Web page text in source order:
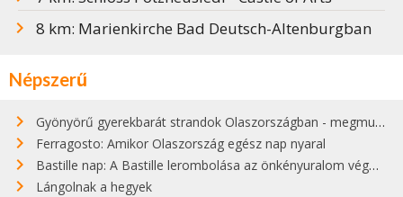
8 km: Marienkirche Bad Deutsch-Altenburgban
Népszerű
Gyönyörű gyerekbarát strandok Olaszországban - megmutatjuk a 15 legjobbat
Ferragosto: Amikor Olaszország egész nap nyaral
Bastille nap: A Bastille lerombolása az önkényuralom végét jelentette
Lángolnak a hegyek